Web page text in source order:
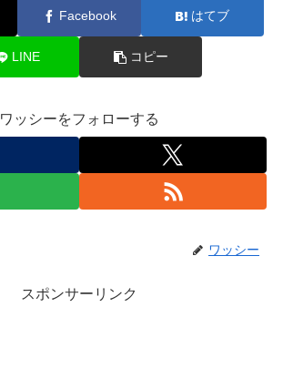
Facebook はてブ
LINE コピー
ワッシーをフォローする
ワッシー
スポンサーリンク